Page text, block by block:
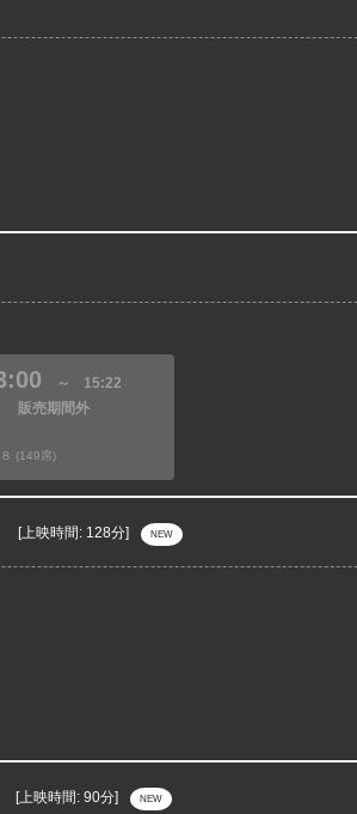
～
15:22
販売期間外
(149席)
[上映時間: 128分] NEW
[上映時間: 90分] NEW